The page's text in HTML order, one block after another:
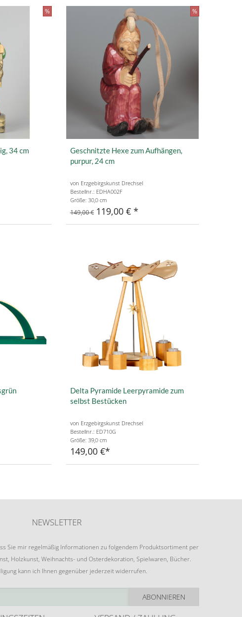
%
34 cm
%
Geschnitzte Hexe zum Aufhängen,
purpur, 24 cm
von Erzgebirgskunst Drechsel
Bestellnr.: EDHA002F
Größe: 30,0 cm
149,00 € 119,00 €
Delta Pyramide Leerpyramide zum
selbst Bestücken
von Erzgebirgskunst Drechsel
Bestellnr.: ED710G
Größe: 39,0 cm
149,00 €
NEWSLETTER
Sie mir regelmäßig Informationen zu folgendem Produktsortiment per
Holzkunst, Weihnachts- und Osterdekoration, Spielwaren, Bücher.
kann ich Ihnen gegenüber jederzeit widerrufen.
ABONNIEREN